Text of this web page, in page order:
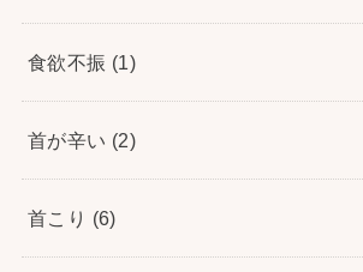
食欲不振 (1)
首が辛い (2)
首こり (6)